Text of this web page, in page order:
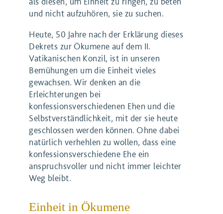
und nicht aufzuhören, sie zu suchen.
Heute, 50 Jahre nach der Erklärung dieses
Dekrets zur Ökumene auf dem II.
Vatikanischen Konzil, ist in unseren
Bemühungen um die Einheit vieles
gewachsen. Wir denken an die
Erleichterungen bei
konfessionsverschiedenen Ehen und die
Selbstverständlichkeit, mit der sie heute
geschlossen werden können. Ohne dabei
natürlich verhehlen zu wollen, dass eine
konfessionsverschiedene Ehe ein
anspruchsvoller und nicht immer leichter
Weg bleibt.
Einheit in Ökumene